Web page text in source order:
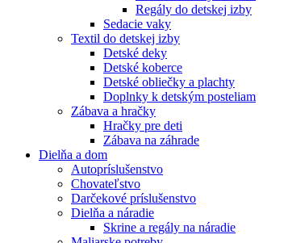
Regály do detskej izby
Sedacie vaky
Textil do detskej izby
Detské deky
Detské koberce
Detské obliečky a plachty
Doplnky k detským posteliam
Zábava a hračky
Hračky pre deti
Zábava na záhrade
Dielňa a dom
Autopríslušenstvo
Chovateľstvo
Darčekové príslušenstvo
Dielňa a náradie
Skrine a regály na náradie